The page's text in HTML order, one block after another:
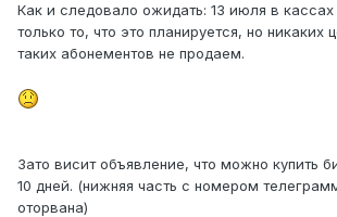
Как и следовало ожидать: 13 июля в
только то, что это планируется, но никаких
таких абонементов не продаем.
Зато висит объявление, что можно купить
10 дней. (нижняя часть с номером
оторвана)